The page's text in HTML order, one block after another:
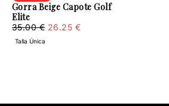
Gorra Beige Capote Golf
Elite
26.25
€
Regular
price
35.00 € Minimum
26.25 €
Talla Única